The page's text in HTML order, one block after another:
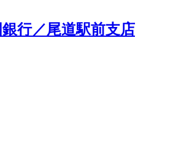
行／尾道駅前支店